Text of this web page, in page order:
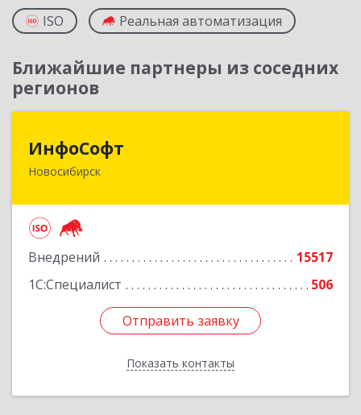
ISO Реальная автоматизация
Ближайшие партнеры из соседних
регионов
ИнфоСофт
Новосибирск
Внедрений
15517
1С:Специалист
506
Отправить заявку
Показать контакты
630091, Новосибирская обл, Новосибирск г,
Отправить заявку
Назад